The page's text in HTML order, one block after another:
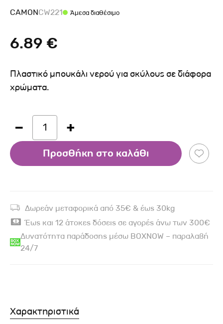
CAMONCW221 Άμεσα διαθέσιμο
6.89 €
Πλαστικό μπουκάλι νερού για σκύλους σε διάφορα
χρώματα.
1
Προσθήκη στο καλάθι
Δωρεάν μεταφορικά από 35€ & έως 30kg
Έως και 12 άτοκες δόσεις σε αγορές άνω των 300€
Δυνατότητα παράδοσης μέσω BOXNOW – παραλαβή
24/7
Χαρακτηριστικά